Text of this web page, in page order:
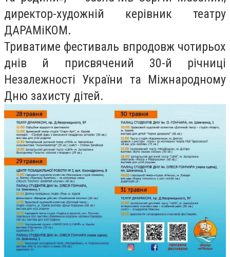
директор-художній керівник театру
ДАРАМіКОМ.
Триватиме фестиваль впродовж чотирьох
днів й присвячений 30-й річниці
Незалежності України та Міжнародному
Дню захисту дітей.